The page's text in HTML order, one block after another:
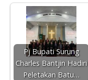
Pj Bupati Surung
Charles Bantjin Hadiri
Peletakan Batu…